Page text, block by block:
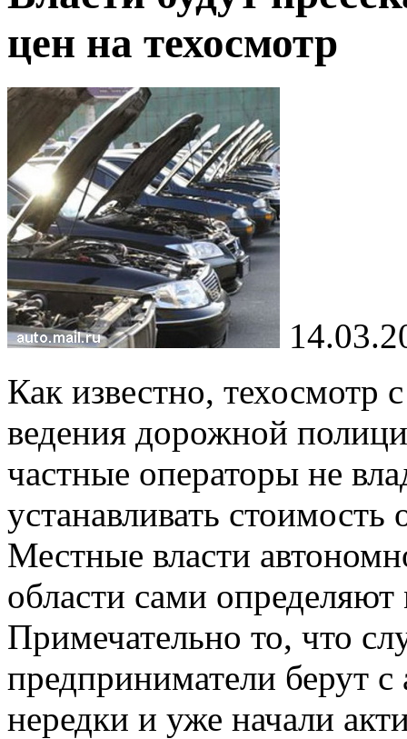
цен на техосмотр
Как известно, техосмотр
ведения дорожной
частные операторы не
устанавливать
Местные власти
области сами
Примечательно то, что
предприниматели берут
нередки и уже начали